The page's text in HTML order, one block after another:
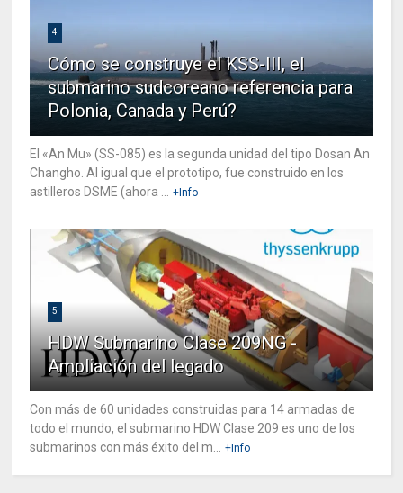
4
Cómo se construye el KSS-III, el
submarino sudcoreano referencia para
Polonia, Canada y Perú?
El «An Mu» (SS-085) es la segunda unidad del tipo Dosan An
Changho. Al igual que el prototipo, fue construido en los
astilleros DSME (ahora ... +Info
5
HDW Submarino Clase 209NG -
Ampliación del legado
Con más de 60 unidades construidas para 14 armadas de
todo el mundo, el submarino HDW Clase 209 es uno de los
submarinos con más éxito del m... +Info